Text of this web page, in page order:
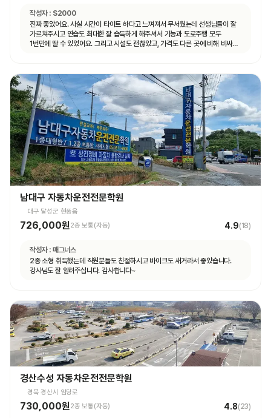
작성자 : S2000
진짜 좋았어요. 사실 시간이 타이트 하다고 느껴져서 무서웠는데 선생님들이 잘
가르쳐주시고 연습도 최대한 잘 습득하게 해주셔서 기능과 도로주행 모두
1번만에 딸 수 있었어요. 그리고 시설도 괜찮았고, 가격도 다른 곳에 비해 비싸지
남대구 자동차운전전문학원
대구 달성군 현풍읍
726,000원2종 보통(자동) 4.9(18)
작성자 : 매그너스
2종 소형 취득했는데 직원분들도 친절하시고 바이크도 새거라서 좋았습니다.
강사님도 잘 알려주십니다. 감사합니다~
경산수성 자동차운전전문학원
경북 경산시 임당로
730,000원2종 보통(자동) 4.8(23)